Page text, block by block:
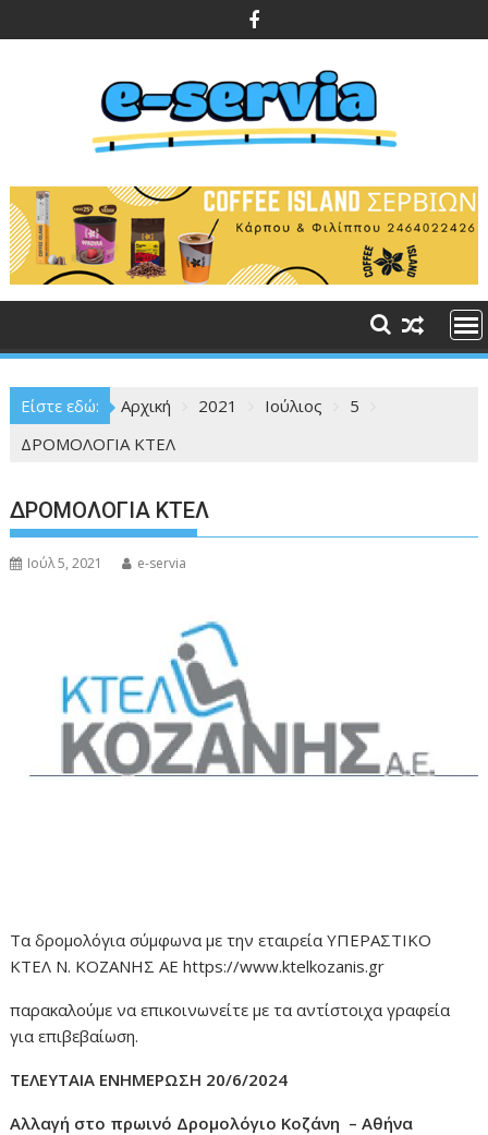
στο
Είστε εδώ: Αρχική 2021 Ιούλιος
5
ΔΡΟΜΟΛΟΓΙΑ ΚΤΕΛ
ΔΡΟΜΟΛΟΓΙΑ ΚΤΕΛ
Ιούλ 5, 2021 e-servia
Τα δρομολόγια σύμφωνα με την εταιρεία ΥΠΕΡΑΣΤΙΚΟ
ΚΤΕΛ Ν. ΚΟΖΑΝΗΣ ΑΕ https://www.ktelkozanis.gr
παρακαλούμε να επικοινωνείτε με τα αντίστοιχα γραφεία
για επιβεβαίωση.
ΤΕΛΕΥΤΑΙΑ ΕΝΗΜΕΡΩΣΗ 20/6/2024
Αλλαγή στο πρωινό Δρομολόγιο Κοζάνη – Αθήνα